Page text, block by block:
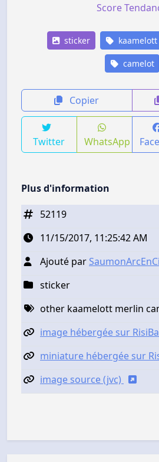
Score
sticker kaamelott
camelot
Copier
Twitter WhatsApp
Plus d'information
52119
11/15/2017, 11:25:42 AM
Ajouté par
sticker
other kaamelott merlin
image hébergée sur
miniature hébergée sur
image source (jvc)